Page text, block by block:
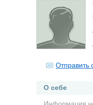
Отправить
О себе